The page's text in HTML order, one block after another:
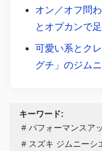
オン／オフ問
とオプカンで
可愛い系とク
グチ」のジム
キーワード:
パフォーマンスア
スズキ ジムニーシ